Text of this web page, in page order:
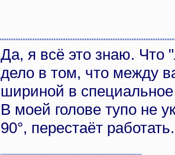
Да, я всё это знаю. Что
дело в том, что между
шириной в
В моей голове тупо не
90°, перестаёт работать.